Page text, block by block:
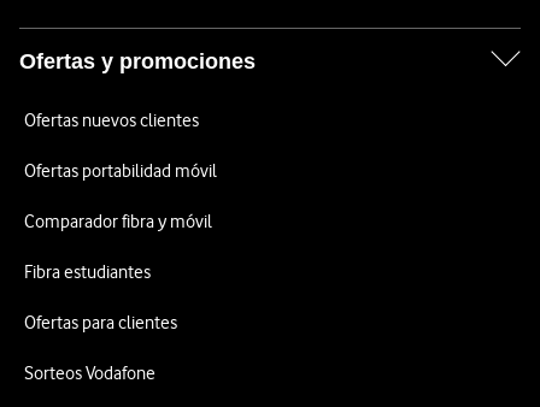
Ofertas y promociones
Ofertas nuevos clientes
Ofertas portabilidad móvil
Comparador fibra y móvil
Fibra estudiantes
Ofertas para clientes
Sorteos Vodafone